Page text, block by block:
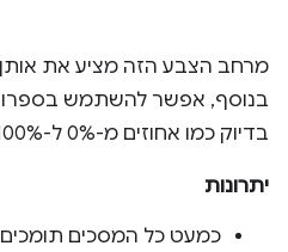
מרחב הצבע הזה מציע את אותן
בדיוק כמו אחוזים מ-0% ל-100%.
יתרונות
כמעט כל המסכים